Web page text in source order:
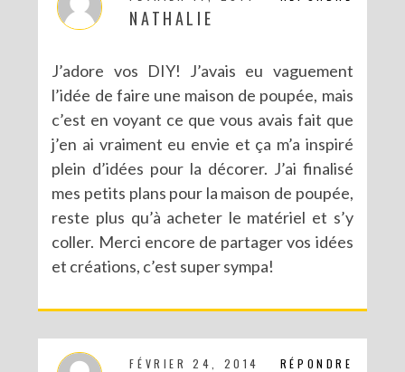
NATHALIE
J’adore vos DIY! J’avais eu vaguement
l’idée de faire une maison de poupée, mais
c’est en voyant ce que vous avais fait que
j’en ai vraiment eu envie et ça m’a inspiré
plein d’idées pour la décorer. J’ai finalisé
mes petits plans pour la maison de poupée,
reste plus qu’à acheter le matériel et s’y
coller. Merci encore de partager vos idées
et créations, c’est super sympa!
RÉPONDRE
FÉVRIER 24, 2014